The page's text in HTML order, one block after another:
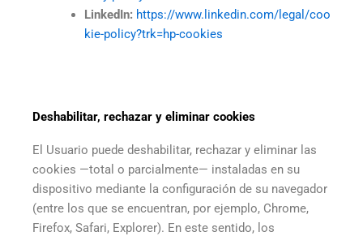
LinkedIn: https://www.linkedin.com/legal/coo
kie-policy?trk=hp-cookies
Deshabilitar, rechazar y eliminar cookies
El Usuario puede deshabilitar, rechazar y eliminar las
cookies —total o parcialmente— instaladas en su
dispositivo mediante la configuración de su navegador
(entre los que se encuentran, por ejemplo, Chrome,
Firefox, Safari, Explorer). En este sentido, los